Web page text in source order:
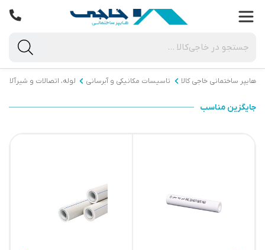
هایپر ساختمانی خاجی‌ کالا تاسیسات مکانیکی و آبرسانی لوله، اتصالات و شیرآلات
جایگزین مناسب